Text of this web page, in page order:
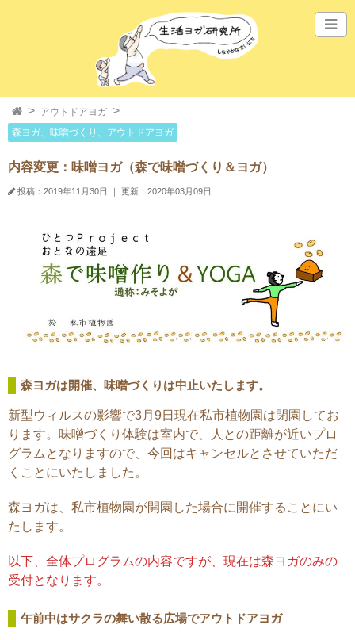
アウトドアヨガ
森ヨガ、味噌づくり、アウトドアヨガ
内容変更：味噌ヨガ（森で味噌づくり＆ヨガ）
投稿：2019年11月30日 更新：2020年03月09日
森ヨガは開催、味噌づくりは中止いたします。
新型ウィルスの影響で3月9日現在私市植物園は閉園してお
ります。味噌づくり体験は室内で、人との距離が近いプロ
グラムとなりますので、今回はキャンセルとさせていただ
くことにいたしました。
森ヨガは、私市植物園が開園した場合に開催することにい
たします。
以下、全体プログラムの内容ですが、現在は森ヨガのみの
受付となります。
午前中はサクラの舞い散る広場でアウトドアヨガ